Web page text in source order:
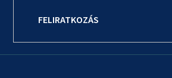
FELIRATKOZÁS